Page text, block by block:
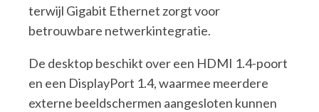
terwijl Gigabit Ethernet zorgt voor
betrouwbare netwerkintegratie.
De desktop beschikt over een HDMI 1.4-poort
en een DisplayPort 1.4, waarmee meerdere
externe beeldschermen aangesloten kunnen